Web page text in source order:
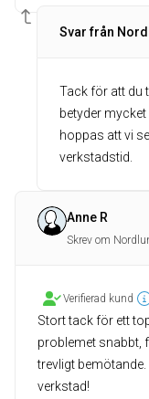
Svar från
Tack för att du
betyder
hoppas att vi
verkstadstid.
Anne R
Skrev om
Verifierad kund
Stort tack för ett
problemet snabbt,
trevligt
verkstad!